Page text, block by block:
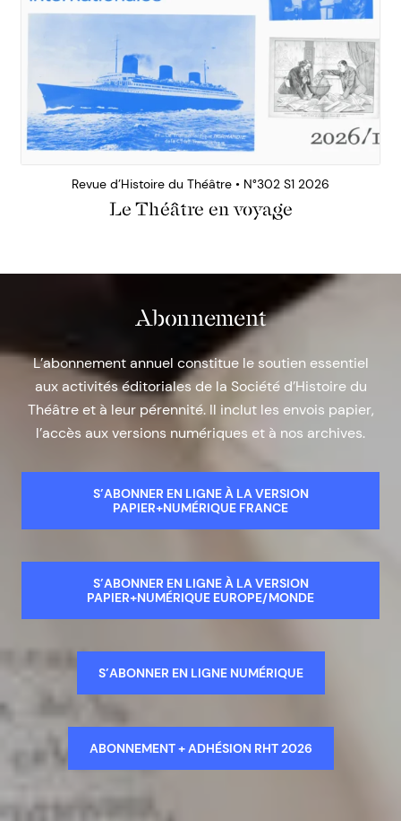
Revue d’Histoire du Théâtre • N°302 S1 2026
Le Théâtre en voyage
Abonnement
L’abonnement annuel constitue le soutien essentiel
aux activités éditoriales de la Société d’Histoire du
Théâtre et à leur pérennité. Il inclut les envois papier,
l’accès aux versions numériques et à nos archives.
S’ABONNER EN LIGNE À LA VERSION
PAPIER+NUMÉRIQUE FRANCE
S’ABONNER EN LIGNE À LA VERSION
PAPIER+NUMÉRIQUE EUROPE/MONDE
S’ABONNER EN LIGNE NUMÉRIQUE
ABONNEMENT + ADHÉSION RHT 2026